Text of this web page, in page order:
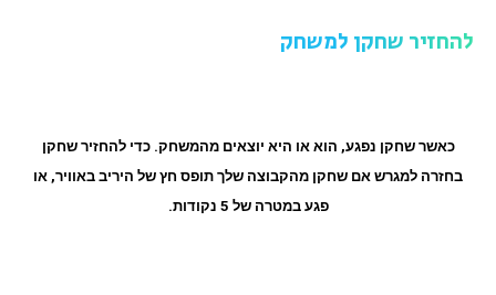
להחזיר שחקן למשחק
כאשר שחקן נפגע, הוא או היא יוצאים מהמשחק. כדי להחזיר שחקן
בחזרה למגרש אם שחקן מהקבוצה שלך תופס חץ של היריב באוויר, או
פגע במטרה של 5 נקודות.